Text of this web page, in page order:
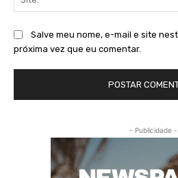
Salve meu nome, e-mail e site
próxima vez que eu comentar.
- Publicidade -